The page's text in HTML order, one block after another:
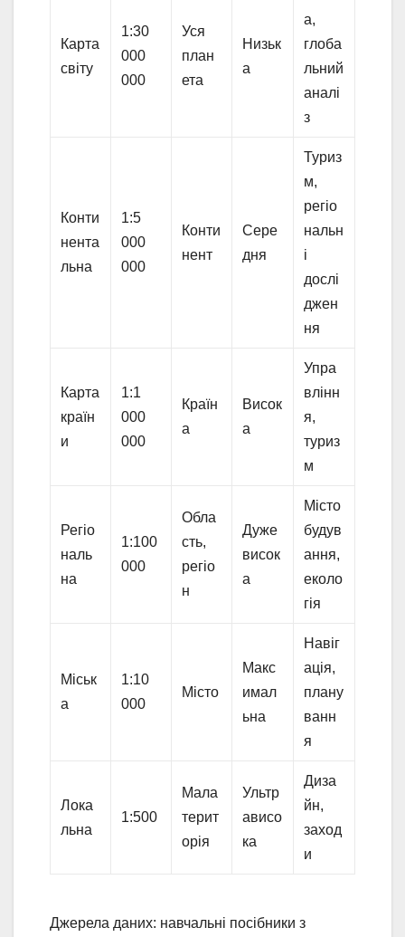
Карта
світу
1:30
000
000
Уся
план
ета
Низьк
а
а,
глоба
льний
аналі
з
Конти
нента
льна
1:5
000
000
Конти
нент
Сере
дня
Туриз
м,
регіо
нальн
і
дослі
джен
ня
Карта
країн
и
1:1
000
000
Країн
а
Висок
а
Упра
влінн
я,
туриз
м
Регіо
наль
на
1:100
000
Обла
сть,
регіо
н
Дуже
висок
а
Місто
будув
ання,
еколо
гія
Міськ
а
1:10
000
Місто
Макс
имал
ьна
Навіг
ація,
плану
ванн
я
Лока
льна
1:500
Мала
терит
орія
Ультр
ависо
ка
Диза
йн,
заход
и
Джерела даних: навчальні посібники з